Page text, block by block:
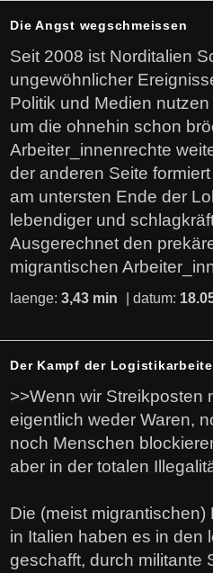
Die Angst wegschmeissen
Seit 2008 ist Norditalien
ungewöhnlicher
Politik und Medien
um die ohnehin schon
Arbeiter_innenrechte
der anderen Seite
am untersten Ende der
lebendiger und
Ausgerechnet den
migrantischen
laenge: 3,43 min | datum:
Der Kampf der
>>Wenn wir Streikposten
eigentlich weder Waren,
noch Menschen
aber in der totalen
Die (meist
in Italien haben es in den
geschafft, durch militante